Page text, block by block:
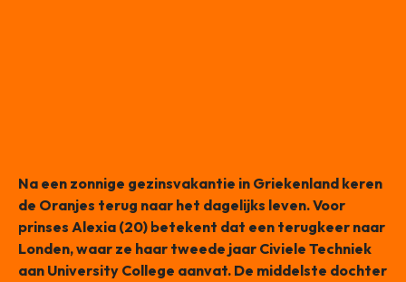
Na een zonnige gezinsvakantie in Griekenland keren
de Oranjes terug naar het dagelijks leven. Voor
prinses Alexia (20) betekent dat een terugkeer naar
Londen, waar ze haar tweede jaar Civiele Techniek
aan University College aanvat. De middelste dochter